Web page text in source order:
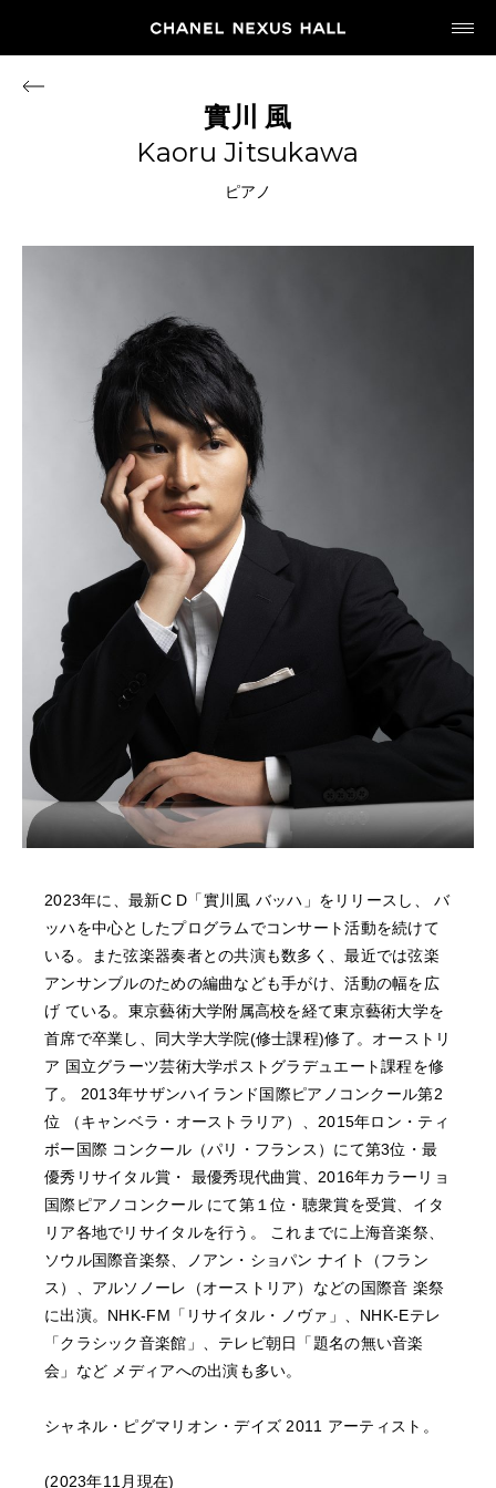
MY CHANEL NEXUS
PROGRAM
2026
ARCHIVE
NEWS
FEATURED
ABOUT US
實川 風
Kaoru Jitsukawa
ピアノ
2023年に、最新C D「實川風 バッハ」をリリースし、 バ
ッハを中心としたプログラムでコンサート活動を続けて
いる。また弦楽器奏者との共演も数多く、最近では弦楽
アンサンブルのための編曲なども手がけ、活動の幅を広
げ ている。東京藝術大学附属高校を経て東京藝術大学を
首席で卒業し、同大学大学院(修士課程)修了。オーストリ
ア 国立グラーツ芸術大学ポストグラデュエート課程を修
了。 2013年サザンハイランド国際ピアノコンクール第2
位 （キャンベラ・オーストラリア）、2015年ロン・ティ
ボー国際 コンクール（パリ・フランス）にて第3位・最
優秀リサイタル賞・ 最優秀現代曲賞、2016年カラーリョ
国際ピアノコンクール にて第１位・聴衆賞を受賞、イタ
リア各地でリサイタルを行う。 これまでに上海音楽祭、
ソウル国際音楽祭、ノアン・ショパン ナイト（フラン
ス）、アルソノーレ（オーストリア）などの国際音 楽祭
に出演。NHK-FM「リサイタル・ノヴァ」、NHK-Eテレ
「クラシック音楽館」、テレビ朝日「題名の無い音楽
会」など メディアへの出演も多い。
シャネル・ピグマリオン・デイズ 2011 アーティスト。
(2023年11月現在)